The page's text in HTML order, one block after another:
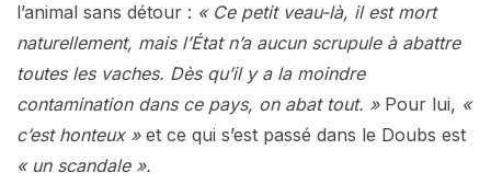
l’animal sans détour : « Ce petit veau-là, il est mort
naturellement, mais l’État n’a aucun scrupule à abattre
toutes les vaches. Dès qu’il y a la moindre
contamination dans ce pays, on abat tout. »Pour lui, «
c’est honteux »et ce qui s’est passé dans le Doubs est
« un scandale ».